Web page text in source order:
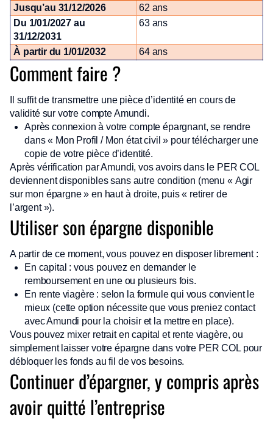
Jusqu’au 31/12/2026
62 ans
Du 1/01/2027 au
31/12/2031
63 ans
À partir du 1/01/2032 64 ans
Comment faire ?
Il suffit de transmettre une pièce d’identité en cours de
validité sur votre compte Amundi.
Après connexion à votre compte épargnant, se rendre
dans « Mon Profil / Mon état civil » pour télécharger une
copie de votre pièce d’identité.
Après vérification par Amundi, vos avoirs dans le PER COL
deviennent disponibles sans autre condition (menu « Agir
sur mon épargne » en haut à droite, puis « retirer de
l’argent »).
Utiliser son épargne disponible
A partir de ce moment, vous pouvez en disposer librement :
En capital : vous pouvez en demander le
remboursement en une ou plusieurs fois.
En rente viagère : selon la formule qui vous convient le
mieux (cette option nécessite que vous preniez contact
avec Amundi pour la choisir et la mettre en place).
Vous pouvez mixer retrait en capital et rente viagère, ou
simplement laisser votre épargne dans votre PER COL pour
débloquer les fonds au fil de vos besoins.
Continuer d’épargner, y compris après
avoir quitté l’entreprise